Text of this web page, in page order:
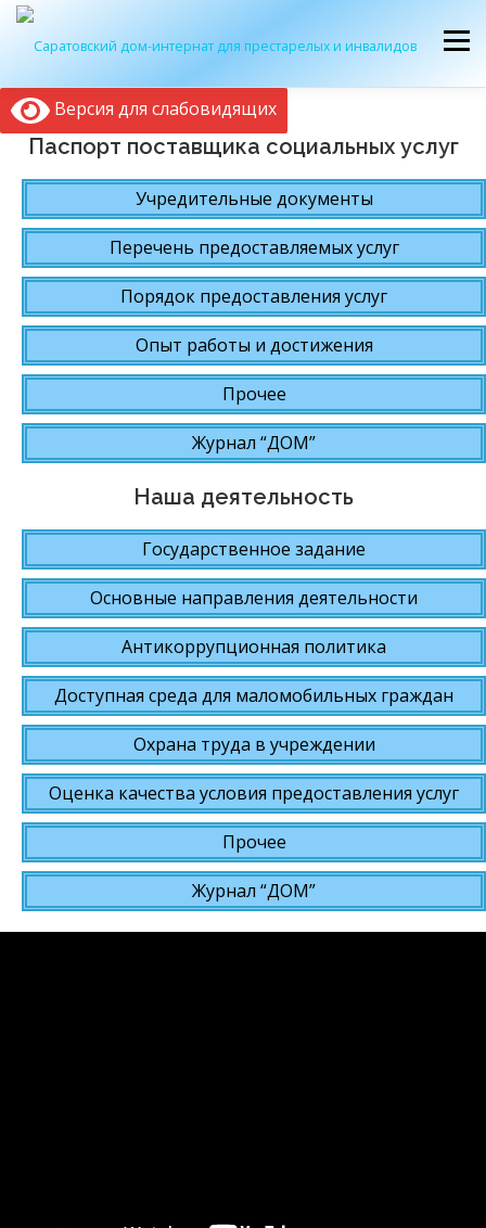
Перейти
содержимому
Меню
ОБ УЧРЕЖДЕНИИ ЭКСКУРСИЯ ПРИЕМ
ЖУРНАЛ “ДОМ” КОНТАКТЫ
Версия для слабовидящих
Паспорт поставщика социальных услуг
Учредительные документы
Перечень предоставляемых услуг
Порядок предоставления услуг
Опыт работы и достижения
Прочее
Журнал “ДОМ”
Наша деятельность
Государственное задание
Основные направления деятельности
Антикоррупционная политика
Доступная среда для маломобильных граждан
Охрана труда в учреждении
Оценка качества условия предоставления услуг
Прочее
Журнал “ДОМ”